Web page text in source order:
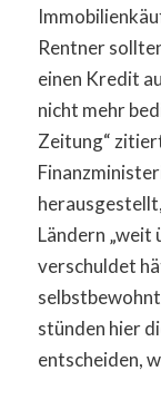
Rentner
einen Kredit
nicht mehr
Zeitung“
Ländern „weit
verschuldet
stünden hier
entscheiden,